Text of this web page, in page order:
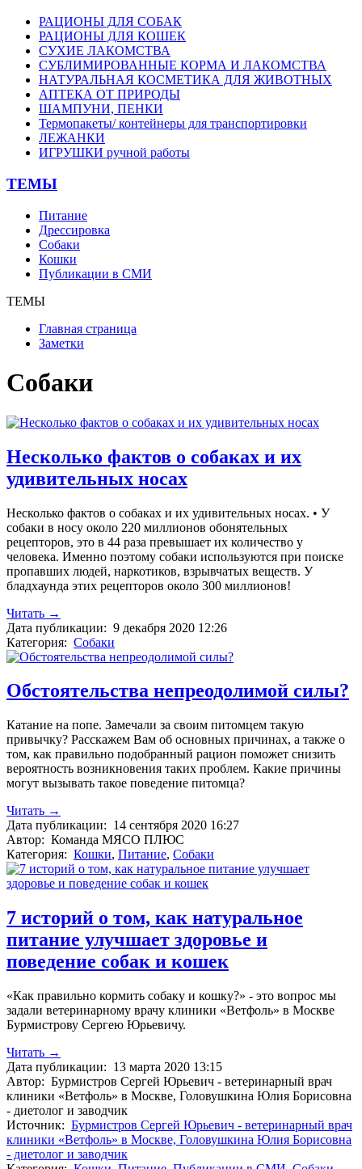
РАЦИОНЫ ДЛЯ СОБАК
РАЦИОНЫ ДЛЯ КОШЕК
СУХИЕ ЛАКОМСТВА
СУБЛИМИРОВАННЫЕ КОРМА И ЛАКОМСТВА
НАТУРАЛЬНАЯ КОСМЕТИКА ДЛЯ ЖИВОТНЫХ
АПТЕКА ОТ ПРИРОДЫ
ШАМПУНИ, ПЕНКИ
Термопакеты/ контейнеры для транспортировки
ЛЕЖАНКИ
ИГРУШКИ ручной работы
ТЕМЫ
Питание
Дрессировка
Собаки
Кошки
Публикации в СМИ
ТЕМЫ
Главная страница
Заметки
Собаки
Несколько фактов о собаках и их
удивительных носах
Несколько фактов о собаках и их удивительных носах. • У
собаки в носу около 220 миллионов обонятельных
рецепторов, это в 44 раза превышает их количество у
человека. Именно поэтому собаки используются при поиске
пропавших людей, наркотиков, взрывчатых веществ. У
бладхаунда этих рецепторов около 300 миллионов!
Читать →
Дата публикации: 9 декабря 2020 12:26
Категория: Собаки
Обстоятельства непреодолимой силы?
Катание на попе. Замечали за своим питомцем такую
привычку? Расскажем Вам об основных причинах, а также о
том, как правильно подобранный рацион поможет снизить
вероятность возникновения таких проблем. Какие причины
могут вызывать такое поведение питомца?
Читать →
Дата публикации: 14 сентября 2020 16:27
Автор: Команда МЯСО ПЛЮС
Категория: Кошки, Питание, Собаки
7 историй о том, как натуральное
питание улучшает здоровье и
поведение собак и кошек
«Как правильно кормить собаку и кошку?» - это вопрос мы
задали ветеринарному врачу клиники «Ветфоль» в Москве
Бурмистрову Сергею Юрьевичу.
Читать →
Дата публикации: 13 марта 2020 13:15
Автор: Бурмистров Сергей Юрьевич - ветеринарный врач
клиники «Ветфоль» в Москве, Головушкина Юлия Борисовна
- диетолог и заводчик
Источник: Бурмистров Сергей Юрьевич - ветеринарный врач
клиники «Ветфоль» в Москве, Головушкина Юлия Борисовна
- диетолог и заводчик